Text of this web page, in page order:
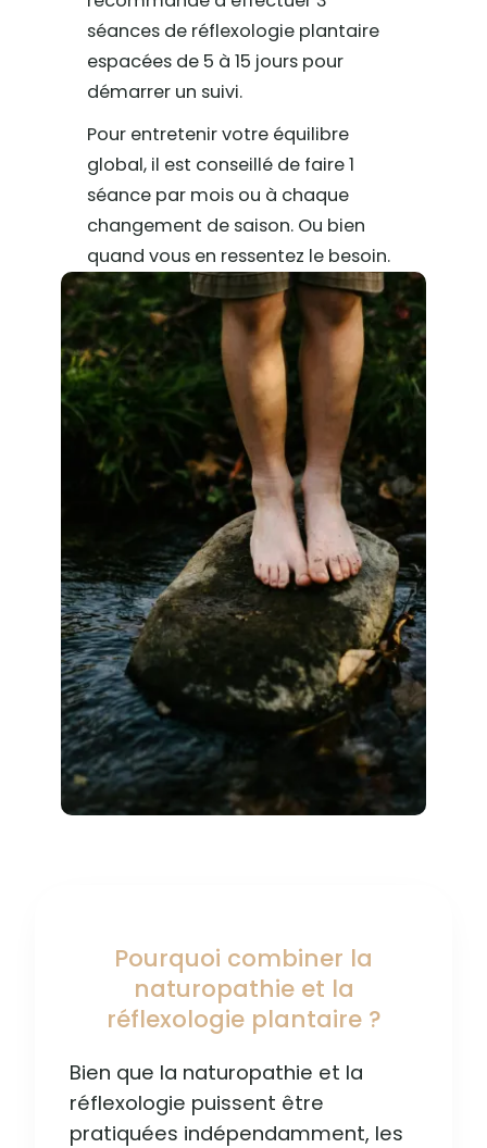
séances de réflexologie plantaire
espacées de 5 à 15 jours pour
démarrer un suivi.
Pour entretenir votre équilibre
global, il est conseillé de faire 1
séance par mois ou à chaque
changement de saison. Ou bien
quand vous en ressentez le besoin.
Pourquoi combiner la
naturopathie et la
réflexologie plantaire ?
Bien que la naturopathie et la
réflexologie puissent être
pratiquées indépendamment, les